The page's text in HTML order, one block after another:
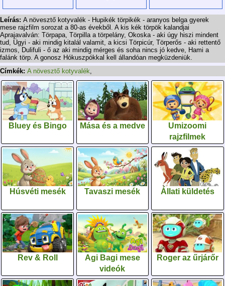
Leírás: A növesztő kotyvalék - Hupikék törpikék - aranyos belga gyerek
mese rajzfilm sorozat a 80-as évekből. A kis kék törpök kalandjai
Aprajavalván: Törpapa, Törpilla a törpelány, Okoska - aki úgy hiszi mindent
tud, Ügyi - aki mindig kitalál valamit, a kicsi Törpicúr, Törperős - aki rettentő
izmos, Dulifuli - ő az aki mindig mérges és soha nincs jó kedve, Hami a
falánk törp. A gonosz Hókuszpókkal kell állandóan megküzdeniük.
Címkék: A növesztő kotyvalék,
Bluey és Bingo Mása és a medve
Umizoomi
rajzfilmek
Húsvéti mesék Tavaszi mesék Állati küldetés
Rev & Roll
Agi Bagi mese
videók
Roger az űrjárőr